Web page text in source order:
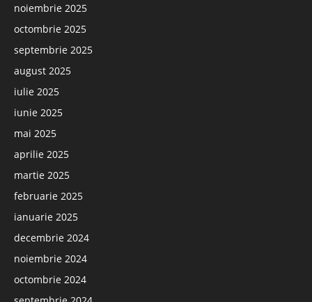
noiembrie 2025
octombrie 2025
septembrie 2025
august 2025
iulie 2025
iunie 2025
mai 2025
aprilie 2025
martie 2025
februarie 2025
ianuarie 2025
decembrie 2024
noiembrie 2024
octombrie 2024